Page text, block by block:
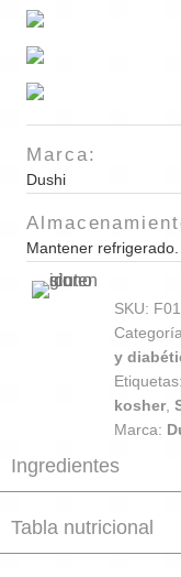
Marca:
Dushi
Mantener refrigerado.
SKU:
y
Etiquetas:
kosher,
Marca:
Ingredientes
Tabla nutricional